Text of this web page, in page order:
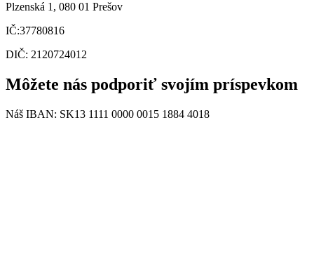
Plzenská 1, 080 01 Prešov
IČ:37780816
DIČ: 2120724012
Môžete nás podporiť svojím príspevkom
Náš IBAN: SK13 1111 0000 0015 1884 4018